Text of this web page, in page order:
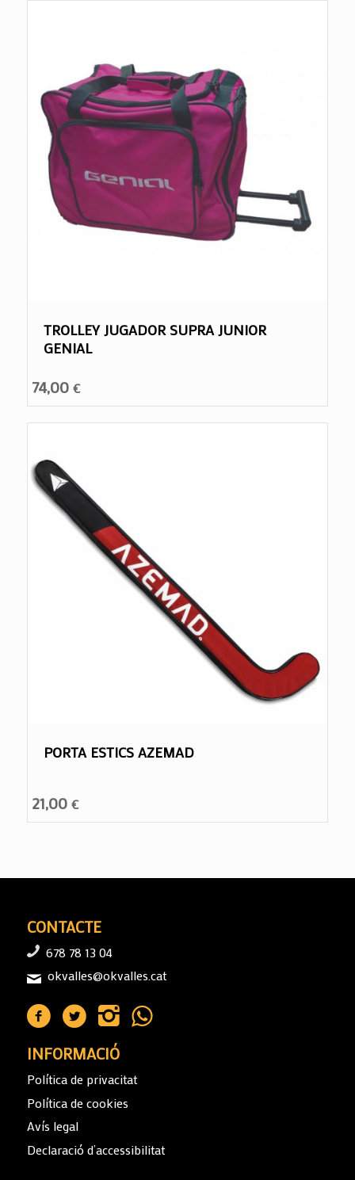
TROLLEY JUGADOR SUPRA JUNIOR
GENIAL
74,00 €
PORTA ESTICS AZEMAD
21,00 €
CONTACTE
678 78 13 04
okvalles@okvalles.cat
INFORMACIÓ
Política de privacitat
Política de cookies
Avís legal
Declaració d’accessibilitat